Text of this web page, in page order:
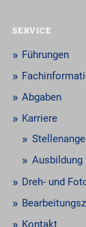
SERVICE
Führungen
Abgaben
Karriere
Ausbildung
Dreh- und
Kontakt